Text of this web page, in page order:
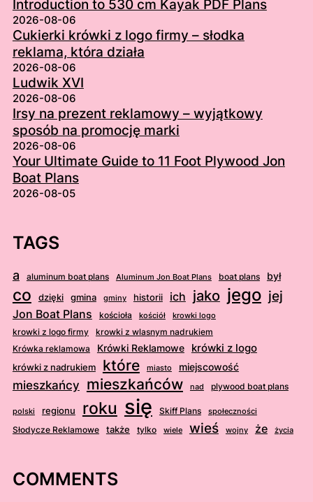
Introduction to 530 cm Kayak PDF Plans
2026-08-06
Cukierki krówki z logo firmy – słodka
reklama, która działa
2026-08-06
Ludwik XVI
2026-08-06
Irsy na prezent reklamowy – wyjątkowy
sposób na promocję marki
2026-08-06
Your Ultimate Guide to 11 Foot Plywood Jon
Boat Plans
2026-08-05
TAGS
a aluminum boat plans Aluminum Jon Boat Plans boat plans był
co dzięki gmina gminy historii ich jako jego jej
Jon Boat Plans kościoła kościół krowki logo
krowki z logo firmy
krowki z wlasnym nadrukiem
Krówka reklamowa
Krówki Reklamowe krówki z logo
krówki z nadrukiem które miasto miejscowość
mieszkańcy mieszkańców nad plywood boat plans
polski regionu roku się Skiff Plans społeczności
Słodycze Reklamowe także tylko wiele wieś wojny że życia
COMMENTS